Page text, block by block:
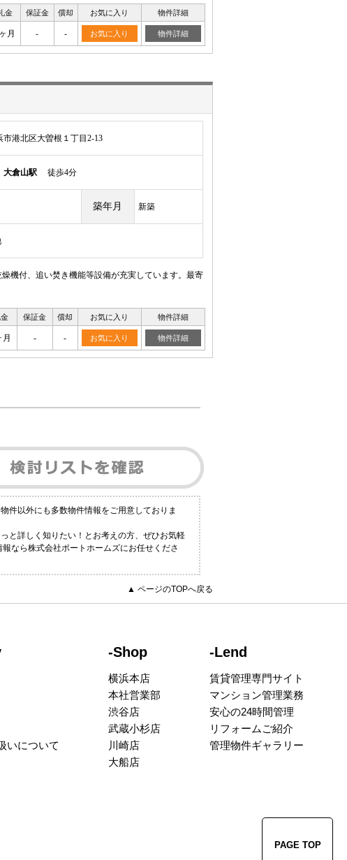
金 保証金 償却 お気に入り 物件詳細
月 - - お気に入り 物件詳細
市港北区大曽根１丁目2-13
大倉山駅徒歩4分
築年月 新築
機付、追い焚き機能等設備が充実しています。最寄
保証金 償却 お気に入り 物件詳細
月 - - お気に入り 物件詳細
件以外にも多数物件情報をご用意しておりま
と詳しく知りたい！とお考えの方、ぜひお気軽
なら株式会社ポートホームズにお任せくださ
▲ ページのTOPへ戻る
PAGE TOP
いについて
-Shop
横浜本店
本社営業部
渋谷店
武蔵小杉店
川崎店
大船店
-Lend
賃貸管理専門サイト
マンション管理業務
安心の24時間管理
リフォームご紹介
管理物件ギャラリー